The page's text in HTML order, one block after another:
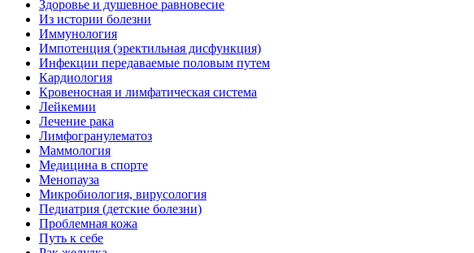
Здоровье и душевное равновесие
Из истории болезни
Иммунология
Импотенция (эректильная дисфункция)
Инфекции передаваемые половым путем
Кардиология
Кровеносная и лимфатическая система
Лейкемии
Лечение рака
Лимфогранулематоз
Маммология
Медицина в спорте
Менопауза
Микробиология, вирусология
Педиатрия (детские болезни)
Проблемная кожа
Путь к себе